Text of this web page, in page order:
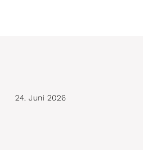
D
24. Juni 2026